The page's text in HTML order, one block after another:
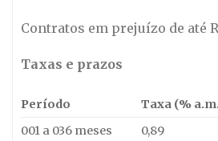
Contratos em prejuízo de até
Taxas e prazos
Período Taxa (%
001 a 036 meses
0,89